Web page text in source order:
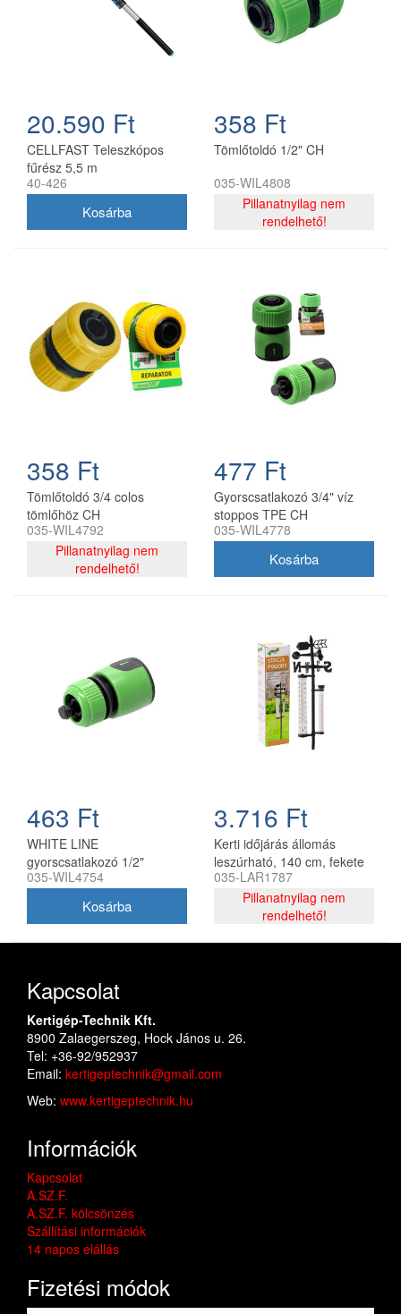
20.590 Ft
CELLFAST Teleszkópos
fűrész 5,5 m
40-426
358 Ft
Tömlőtoldó 1/2" CH
035-WIL4808
Pillanatnyilag nem
rendelhető!
358 Ft
Tömlőtoldó 3/4 colos
tömlőhöz CH
035-WIL4792
Pillanatnyilag nem
rendelhető!
477 Ft
Gyorscsatlakozó 3/4" víz
stoppos TPE CH
5901292684778
035-WIL4778
463 Ft
WHITE LINE
gyorscsatlakozó 1/2"
stoppos CH
035-WIL4754
3.716 Ft
Kerti időjárás állomás
leszúrható, 140 cm, fekete
035-LAR1787
Pillanatnyilag nem
rendelhető!
Kapcsolat
Kertigép-Technik Kft.
8900 Zalaegerszeg, Hock János u. 26.
Tel: +36-92/952937
Email: kertigeptechnik@gmail.com
Web: www.kertigeptechnik.hu
Információk
Kapcsolat
A.SZ.F.
A.SZ.F. kölcsönzés
Szállítási információk
14 napos elállás
Fizetési módok